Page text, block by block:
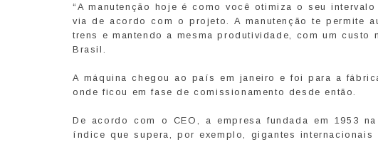
“A manutenção hoje é como você otimiza o seu
via de acordo com o projeto. A manutenção te permite
trens e mantendo a mesma produtividade, com um
Brasil.
A máquina chegou ao país em janeiro e foi para a
onde ficou em fase de comissionamento desde então.
De acordo com o CEO, a empresa fundada em 1953
índice que supera, por exemplo, gigantes